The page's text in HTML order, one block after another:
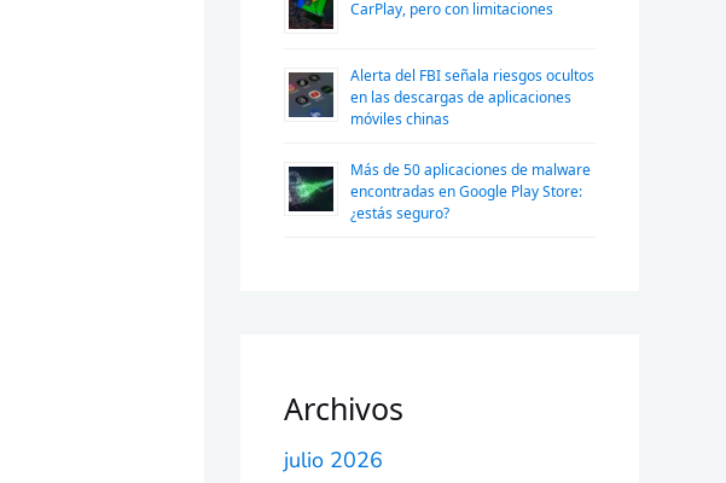
CarPlay, pero con limitaciones
Alerta del FBI señala riesgos ocultos
en las descargas de aplicaciones
móviles chinas
Más de 50 aplicaciones de malware
encontradas en Google Play Store:
¿estás seguro?
Archivos
julio 2026